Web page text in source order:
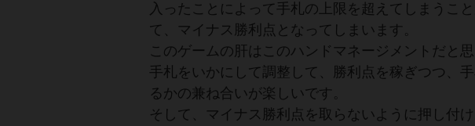
入ったことによって手札の上限を超えてしまうこ
て、マイナス勝利点となってしまいます。
このゲームの肝はこのハンドマネージメントだと思
手札をいかにして調整して、勝利点を稼ぎつつ、
るかの兼ね合いが楽しいです。
そして、マイナス勝利点を取らないように押し付